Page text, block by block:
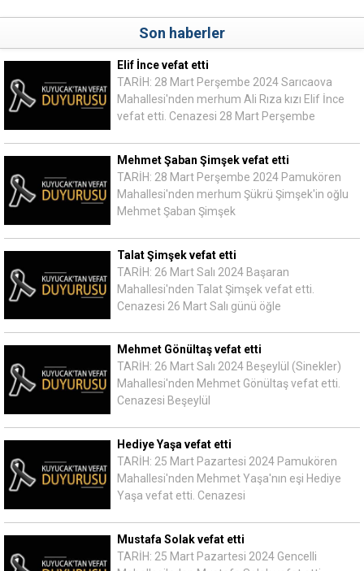
Son haberler
Elif İnce vefat etti
TARİH: 28 Mart Perşembe 2024 Sarıcaova
Mahallesi'nden merhum Ali Rıza kızı Elif İnce
vefat etti. Cenazesi 28 Mart Perşembe
Mehmet Şaban Şimşek vefat etti
TARİH: 28 Mart Perşembe 2024 Pamukören
Mahallesi'nden merhum Şükrü Şimşek'in oğlu
Mehmet Şaban Şimşek
Talat Şimşek vefat etti
TARİH: 26 Mart Salı 2024 Başaran
Mahallesi'nden Talat Şimşek vefat etti.
Cenazesi 26 Mart Salı günü öğle
Mehmet Gönültaş vefat etti
TARİH: 26 Mart Salı 2024 Beşeylül (Sinekler)
Mahallesi'nden Mehmet Gönültaş vefat etti.
Cenazesi Beşeylül
Hediye Yaşa vefat etti
TARİH: 25 Mart Pazartesi 2024 Pamukören
Mahallesi'nden Mehmet Yaşa'nın eşi Hediye
Yaşa vefat etti. Cenazesi
Mustafa Solak vefat etti
TARİH: 25 Mart Pazartesi 2024 Gencelli